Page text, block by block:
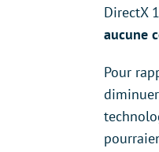
DirectX
aucune
Pour